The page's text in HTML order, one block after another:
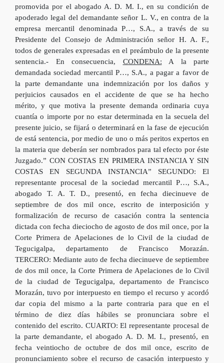
promovida por el abogado A. D. M. I., en su condición de
apoderado legal del demandante señor L. V., en contra de la
empresa mercantil denominada P…, S.A., a través de su
Presidente del Consejo de Administración señor H. A. F.,
todos de generales expresadas en el preámbulo de la presente
sentencia.- En consecuencia, CONDENA: A la parte
demandada sociedad mercantil P…, S.A., a pagar a favor de
la parte demandante una indemnización por los daños y
perjuicios causados en el accidente de que se ha hecho
mérito, y que motiva la presente demanda ordinaria cuya
cuantía o importe por no estar determinada en la secuela del
presente juicio, se fijará o determinará en la fase de ejecución
de está sentencia, por medio de uno o más peritos expertos en
la materia que deberán ser nombrados para tal efecto por éste
Juzgado.” CON COSTAS EN PRIMERA INSTANCIA Y SIN
COSTAS EN SEGUNDA INSTANCIA” SEGUNDO: El
representante procesal de la sociedad mercantil P…, S.A.,
abogado T. A. T. D., presentó, en fecha diecinueve de
septiembre de dos mil once, escrito de interposición y
formalización de recurso de casación contra la sentencia
dictada con fecha dieciocho de agosto de dos mil once, por la
Corte Primera de Apelaciones de lo Civil de la ciudad de
Tegucigalpa, departamento de Francisco Morazán.
TERCERO: Mediante auto de fecha diecinueve de septiembre
de dos mil once, la Corte Primera de Apelaciones de lo Civil
de la ciudad de Tegucigalpa, departamento de Francisco
Morazán, tuvo por interpuesto en tiempo el recurso y acordó
dar copia del mismo a la parte contraria para que en el
término de diez días hábiles se pronunciara sobre el
contenido del escrito. CUARTO: El representante procesal de
la parte demandante, el abogado A. D. M. I., presentó, en
fecha veintiocho de octubre de dos mil once, escrito de
pronunciamiento sobre el recurso de casación interpuesto y